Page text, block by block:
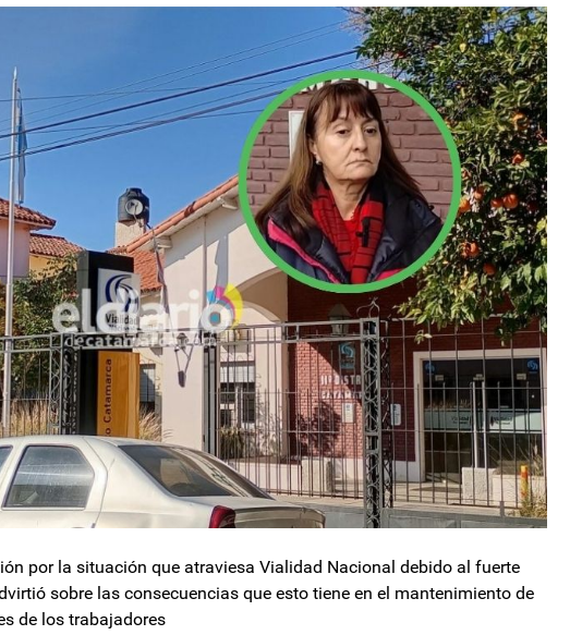
por la situación que atraviesa Vialidad Nacional debido al fuerte
sobre las consecuencias que esto tiene en el mantenimiento de
de los trabajadores